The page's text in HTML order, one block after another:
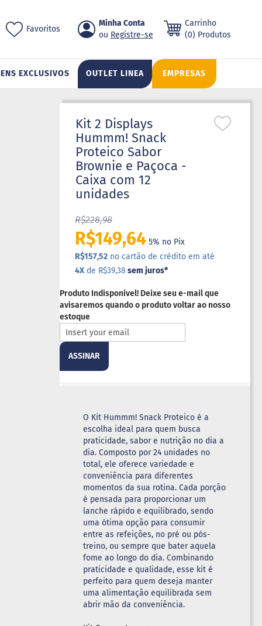
EXCLUSIVOS OUTLET LINEA EMPRESAS
Favoritos
Pular
para
conteúdo
Minha Conta
Registre-se
Carrinho
(0) Produtos
Kit 2 Displays
Hummm! Snack
Proteico Sabor
Brownie e Paçoca -
Caixa com 12
unidades
R$228,98
R$149,64 5% no Pix
R$157,52 no cartão de crédito em até
4X de R$39,38 sem juros*
Produto Indisponível! Deixe seu e-mail que
avisaremos quando o produto voltar ao nosso
estoque
ASSINAR
O Kit Hummm! Snack Proteico é a
escolha ideal para quem busca
praticidade, sabor e nutrição no dia a
dia. Composto por 24 unidades no
total, ele oferece variedade e
conveniência para diferentes
momentos da sua rotina. Cada porção
é pensada para proporcionar um
lanche rápido e equilibrado, sendo
uma ótima opção para consumir
entre as refeições, no pré ou pós-
treino, ou sempre que bater aquela
fome ao longo do dia. Combinando
praticidade e qualidade, esse kit é
perfeito para quem deseja manter
uma alimentação equilibrada sem
abrir mão da conveniência.